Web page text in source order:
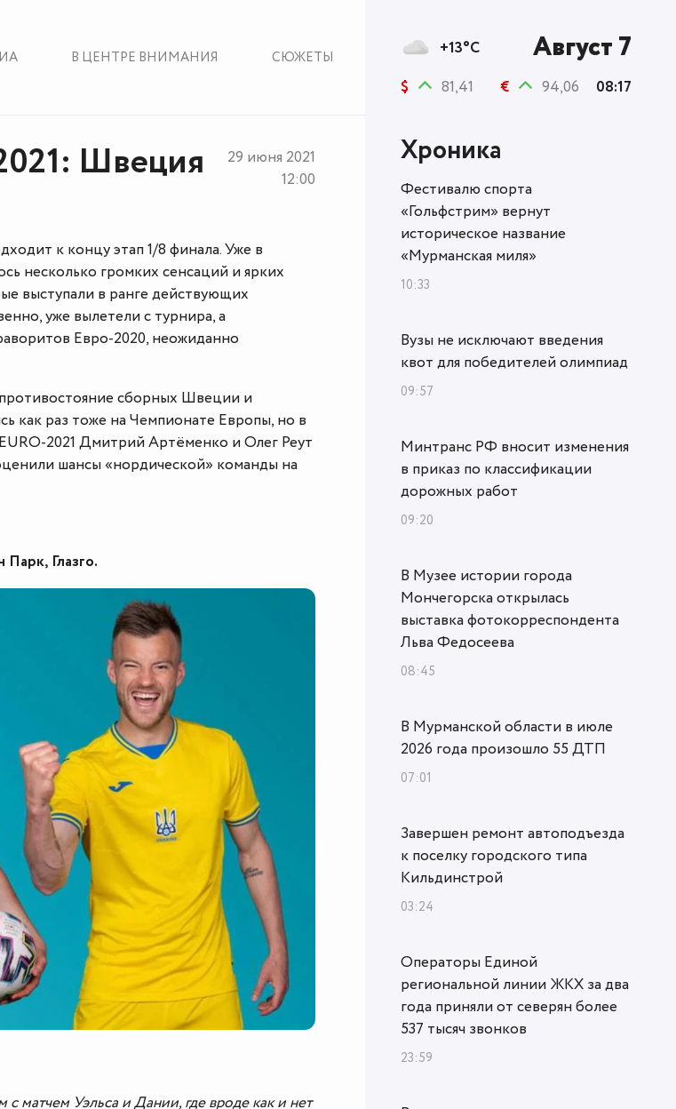
В ЦЕНТРЕ ВНИМАНИЯ СЮЖЕТЫ
Швеция
29 июня 2021
12:00
к концу этап 1/8 финала. Уже в
несколько громких сенсаций и ярких
выступали в ранге действующих
уже вылетели с турнира, а
Евро-2020, неожиданно
сборных Швеции и
как раз тоже на Чемпионате Европы, но в
2021 Дмитрий Артёменко и Олег Реут
шансы «нордической» команды на
Парк, Глазго.
матчем Уэльса и Дании, где вроде как и нет
+13°C Август 7
$ 81,41 € 94,06 08:17
Хроника
Фестивалю спорта
«Гольфстрим» вернут
историческое название
«Мурманская миля»
10:33
Вузы не исключают введения
квот для победителей олимпиад
09:57
Минтранс РФ вносит изменения
в приказ по классификации
дорожных работ
09:20
В Музее истории города
Мончегорска открылась
выставка фотокорреспондента
Льва Федосеева
08:45
В Мурманской области в июле
2026 года произошло 55 ДТП
07:01
Завершен ремонт автоподъезда
к поселку городского типа
Кильдинстрой
03:24
Операторы Единой
региональной линии ЖКХ за два
года приняли от северян более
537 тысяч звонков
23:59